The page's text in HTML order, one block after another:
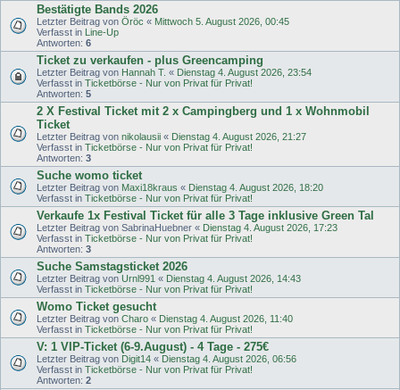
Bestätigte Bands 2026
Letzter Beitrag von Öröc « Mittwoch 5. August 2026, 00:45
Verfasst in Line-Up
Antworten: 6
Ticket zu verkaufen - plus Greencamping
Letzter Beitrag von Hannah T. « Dienstag 4. August 2026, 23:54
Verfasst in Ticketbörse - Nur von Privat für Privat!
Antworten: 5
2 X Festival Ticket mit 2 x Campingberg und 1 x Wohnmobil
Ticket
Letzter Beitrag von nikolausii « Dienstag 4. August 2026, 21:27
Verfasst in Ticketbörse - Nur von Privat für Privat!
Antworten: 3
Suche womo ticket
Letzter Beitrag von Maxi18kraus « Dienstag 4. August 2026, 18:20
Verfasst in Ticketbörse - Nur von Privat für Privat!
Verkaufe 1x Festival Ticket für alle 3 Tage inklusive Green Tal
Letzter Beitrag von SabrinaHuebner « Dienstag 4. August 2026, 17:23
Verfasst in Ticketbörse - Nur von Privat für Privat!
Antworten: 3
Suche Samstagsticket 2026
Letzter Beitrag von Urnl991 « Dienstag 4. August 2026, 14:43
Verfasst in Ticketbörse - Nur von Privat für Privat!
Womo Ticket gesucht
Letzter Beitrag von Charo « Dienstag 4. August 2026, 11:40
Verfasst in Ticketbörse - Nur von Privat für Privat!
V: 1 VIP-Ticket (6-9.August) - 4 Tage - 275€
Letzter Beitrag von Digit14 « Dienstag 4. August 2026, 06:56
Verfasst in Ticketbörse - Nur von Privat für Privat!
Antworten: 2